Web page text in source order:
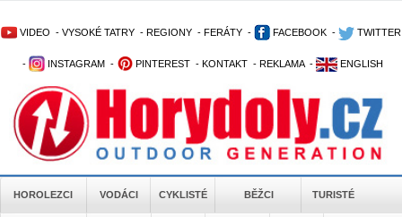
VIDEO - VYSOKÉ TATRY - REGIONY - FERÁTY - FACEBOOK - TWITTER
- INSTAGRAM - PINTEREST - KONTAKT - REKLAMA - ENGLISH
HOROLEZCI VODÁCI CYKLISTÉ BĚŽCI TURISTÉ